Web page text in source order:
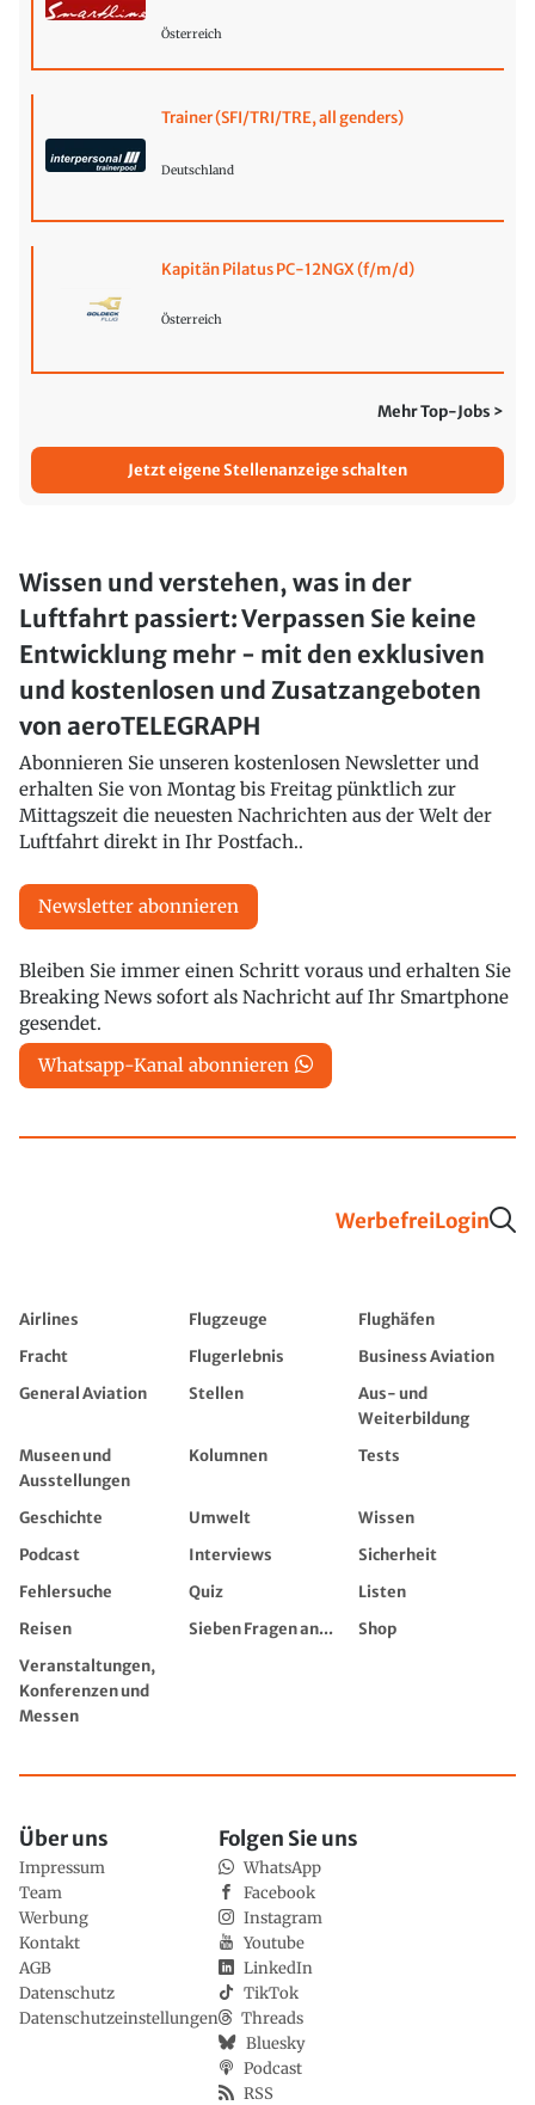
Österreich
Trainer (SFI/TRI/TRE, all genders)
Deutschland
Kapitän Pilatus PC-12NGX (f/m/d)
Österreich
Mehr Top-Jobs >
Jetzt eigene Stellenanzeige schalten
Wissen und verstehen, was in der
Luftfahrt passiert: Verpassen Sie keine
Entwicklung mehr - mit den exklusiven
und kostenlosen und Zusatzangeboten
von aeroTELEGRAPH
Abonnieren Sie unseren kostenlosen Newsletter und
erhalten Sie von Montag bis Freitag pünktlich zur
Mittagszeit die neuesten Nachrichten aus der Welt der
Luftfahrt direkt in Ihr Postfach..
Newsletter abonnieren
Bleiben Sie immer einen Schritt voraus und erhalten Sie
Breaking News sofort als Nachricht auf Ihr Smartphone
gesendet.
Whatsapp-Kanal abonnieren
WerbefreiLogin
Airlines Flugzeuge
Flughäfen
Fracht
Flugerlebnis
Business Aviation
General Aviation
Stellen
Aus- und
Weiterbildung
Museen und
Ausstellungen
Kolumnen Tests
Geschichte Umwelt
Wissen
Podcast
Interviews
Sicherheit
Fehlersuche
Quiz
Listen
Reisen
Sieben Fragen an...
Shop
Veranstaltungen,
Konferenzen und
Messen
Über uns
Impressum
Team
Werbung
Kontakt
AGB
Datenschutz
Datenschutzeinstellungen
Folgen Sie uns
WhatsApp
Facebook
Instagram
Youtube
LinkedIn
TikTok
Threads
Bluesky
Podcast
RSS